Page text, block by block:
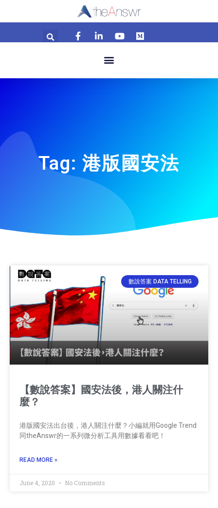
Tag: 港版國安法
數說答案 DATA TELLING
【數說答案】國安法後，港人關注什
麼？
港版國安法出台後，港人關注什麼？小編就用Google Trend
同theAnswr的一系列微分析工具用數據看看吧！
READ MORE »
June 4, 2020 No Comments